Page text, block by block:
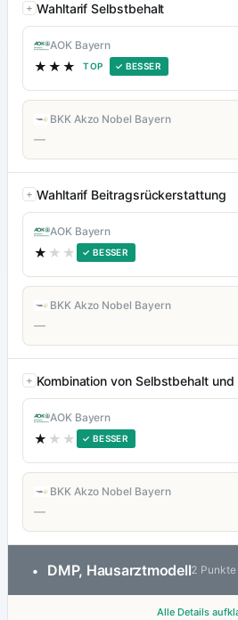
Wahltarif Selbstbehalt
AOK Bayern
★★★ TOP ✓ BESSER
BKK Akzo Nobel Bayern
—
Wahltarif Beitragsrückerstattung
AOK Bayern
★ ★★ ✓ BESSER
BKK Akzo Nobel Bayern
—
Kombination von Selbstbehalt
AOK Bayern
★ ★★ ✓ BESSER
BKK Akzo Nobel Bayern
—
• DMP, Hausarztmodell2 Punkte
Alle Details